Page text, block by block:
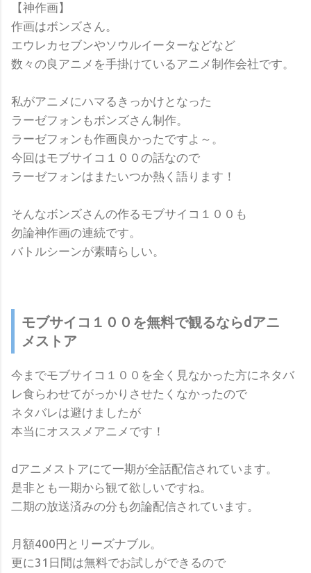
【神作画】
作画はボンズさん。
エウレカセブンやソウルイーターなどなど
数々の良アニメを手掛けているアニメ制作会社です。
私がアニメにハマるきっかけとなった
ラーゼフォンもボンズさん制作。
ラーゼフォンも作画良かったですよ～。
今回はモブサイコ１００の話なので
ラーゼフォンはまたいつか熱く語ります！
そんなボンズさんの作るモブサイコ１００も
勿論神作画の連続です。
バトルシーンが素晴らしい。
モブサイコ１００を無料で観るならdアニ
メストア
今までモブサイコ１００を全く見なかった方にネタバ
レ食らわせてがっかりさせたくなかったので
ネタバレは避けましたが
本当にオススメアニメです！
dアニメストアにて一期が全話配信されています。
是非とも一期から観て欲しいですね。
二期の放送済みの分も勿論配信されています。
月額400円とリーズナブル。
更に31日間は無料でお試しができるので